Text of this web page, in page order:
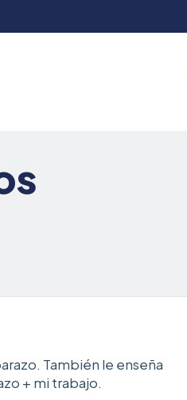
También le enseña
+ mi trabajo.